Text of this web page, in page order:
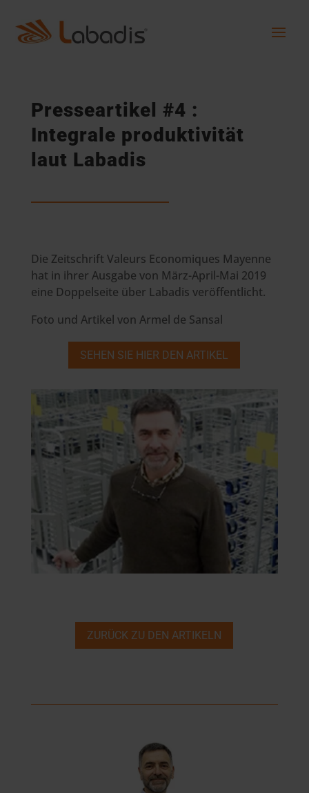
Presseartikel #4 :
Integrale produktivität
laut Labadis
Die Zeitschrift Valeurs Economiques Mayenne
hat in ihrer Ausgabe von März-April-Mai 2019
eine Doppelseite über Labadis veröffentlicht.
Foto und Artikel von Armel de Sansal
SEHEN SIE HIER DEN ARTIKEL
ZURÜCK ZU DEN ARTIKELN